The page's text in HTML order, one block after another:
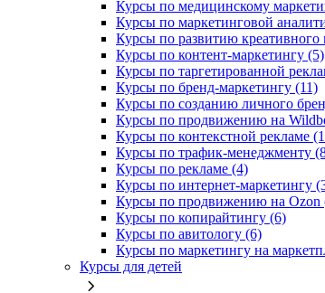
Курсы по медицинскому
Курсы по маркетинговой
Курсы по развитию
Курсы по контент-маркетингу (5)
Курсы по таргетированной
Курсы по бренд-маркетингу (11)
Курсы по созданию личного
Курсы по продвижению на
Курсы по контекстной рекламе
Курсы по трафик-менеджменту
Курсы по рекламе (4)
Курсы по интернет-маркетингу
Курсы по продвижению на Ozon
Курсы по копирайтингу (6)
Курсы по авитологу (6)
Курсы по маркетингу на
Курсы для детей